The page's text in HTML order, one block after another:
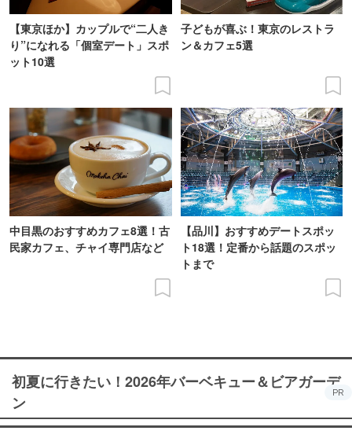
【東京ほか】カップルで“二人き
り”になれる「個室デート」スポ
ット10選
子どもが喜ぶ！東京のレストラ
ン＆カフェ5選
中目黒のおすすめカフェ8選！古
民家カフェ、チャイ専門店など
【品川】おすすめデートスポッ
ト18選！定番から話題のスポッ
トまで
初夏に行きたい！2026年バーベキュー＆ビアガーデ
ン
PR